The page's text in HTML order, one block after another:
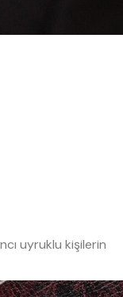
uyruklu kişilerin